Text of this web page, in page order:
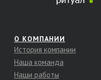
О КОМПАНИИ
История компании
Наша команда
Наши работы